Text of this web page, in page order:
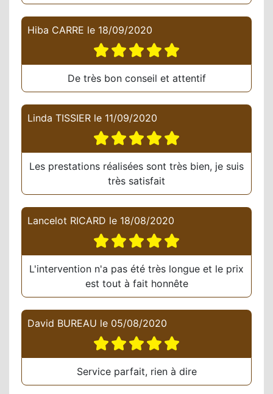
Hiba CARRE le 18/09/2020
De très bon conseil et attentif
Linda TISSIER le 11/09/2020
Les prestations réalisées sont très bien, je suis
très satisfait
Lancelot RICARD le 18/08/2020
L'intervention n'a pas été très longue et le prix
est tout à fait honnête
David BUREAU le 05/08/2020
Service parfait, rien à dire